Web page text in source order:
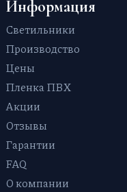
Фактурные с
Парящие
Информация
Светильники
Производство
Цены
Пленка ПВХ
Акции
Отзывы
Гарантии
FAQ
О компании